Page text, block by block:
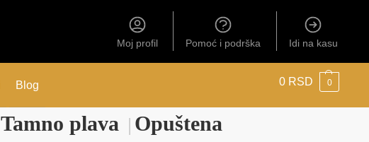
Moj profil Pomoć i podrška Idi na kasu
Blog 0 RSD 0
Tamno plava
Opuštena